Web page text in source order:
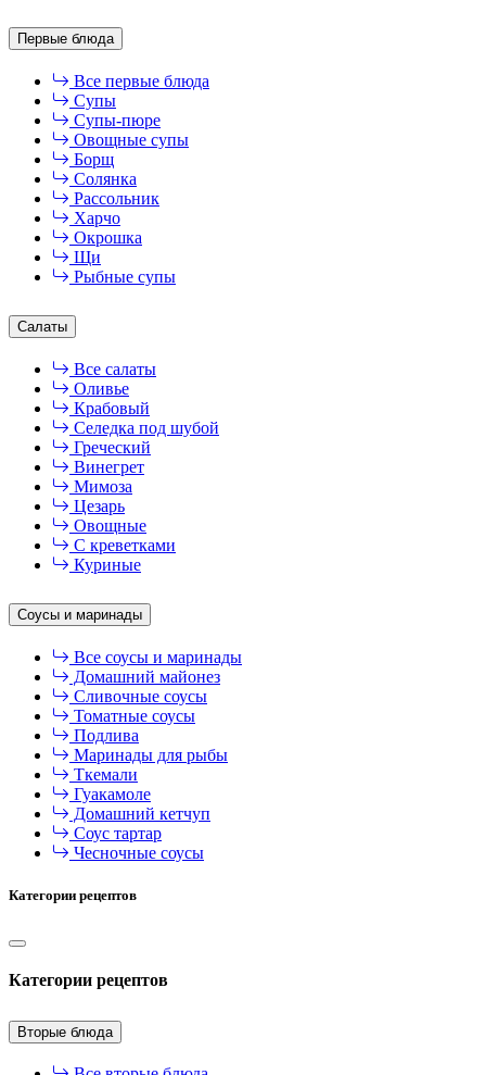
Первые блюда
Все первые блюда
Супы
Супы-пюре
Овощные супы
Борщ
Солянка
Рассольник
Харчо
Окрошка
Щи
Рыбные супы
Салаты
Все салаты
Оливье
Крабовый
Селедка под шубой
Греческий
Винегрет
Мимоза
Цезарь
Овощные
С креветками
Куриные
Соусы и маринады
Все соусы и маринады
Домашний майонез
Сливочные соусы
Томатные соусы
Подлива
Маринады для рыбы
Ткемали
Гуакамоле
Домашний кетчуп
Соус тартар
Чесночные соусы
Категории рецептов
Категории рецептов
Вторые блюда